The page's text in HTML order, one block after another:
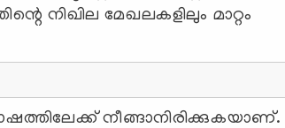
നിഖില മേഖലകളിലും മാറ്റം
നീങ്ങാനിരിക്കുകയാണ്.